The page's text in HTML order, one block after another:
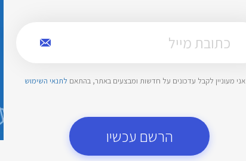
אני מעוניין לקבל עדכונים על חדשות ומבצעים באתר, בהתאם לתנאי השימוש
הרשם עכשיו